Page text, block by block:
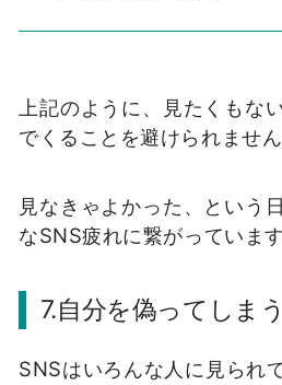
上記のように、見たくもな
でくることを避けられません
見なきゃよかった、という
なSNS疲れに繋がっています
7.自分を偽ってしまう
SNSはいろんな人に見られ